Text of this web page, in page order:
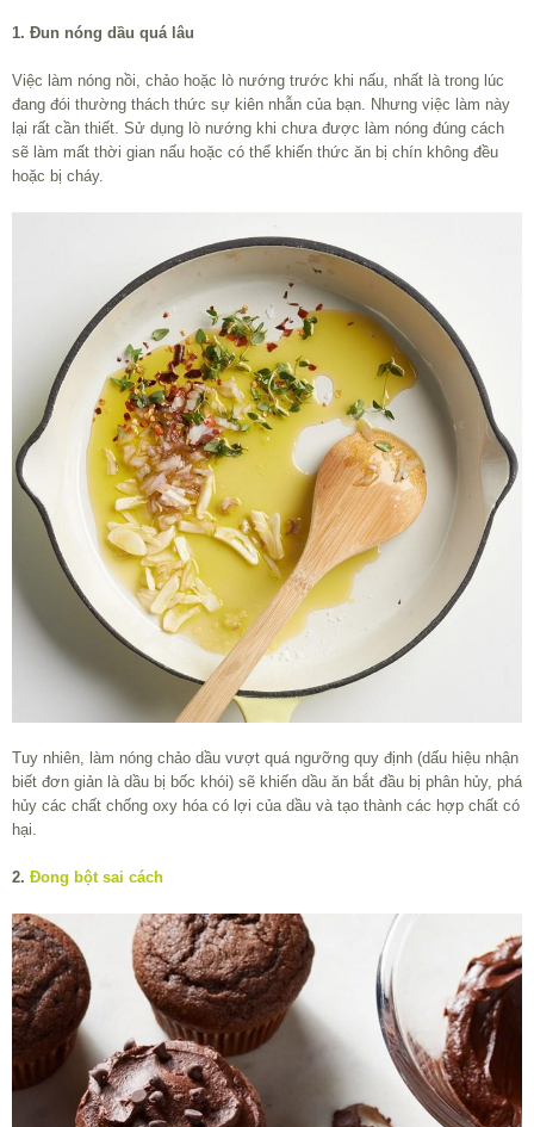
1. Đun nóng dầu quá lâu
Việc làm nóng nồi, chảo hoặc lò nướng trước khi nấu, nhất là trong lúc
đang đói thường thách thức sự kiên nhẫn của bạn. Nhưng việc làm này
lại rất cần thiết. Sử dụng lò nướng khi chưa được làm nóng đúng cách
sẽ làm mất thời gian nấu hoặc có thể khiến thức ăn bị chín không đều
hoặc bị cháy.
Tuy nhiên, làm nóng chảo dầu vượt quá ngưỡng quy định (dấu hiệu nhận
biết đơn giản là dầu bị bốc khói) sẽ khiến dầu ăn bắt đầu bị phân hủy, phá
hủy các chất chống oxy hóa có lợi của dầu và tạo thành các hợp chất có
hại.
2. Đong bột sai cách